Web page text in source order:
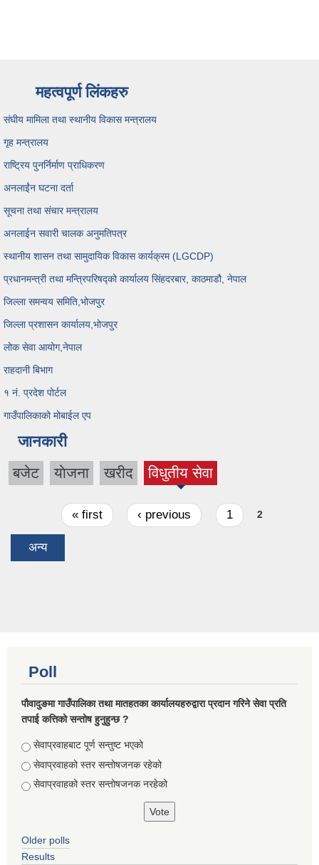
महत्वपूर्ण लिंकहरु
संघीय मामिला तथा स्थानीय विकास मन्त्रालय
गृह मन्त्रालय
राष्ट्रिय पुनर्निर्माण प्राधिकरण
अनलाईंन घटना दर्ता
सूचना तथा संचार मन्त्रालय
अनलाईन सवारी चालक अनुमतिपत्र
स्थानीय शासन तथा सामुदायिक विकास कार्यक्रम (LGCDP)
प्रधानमन्त्री तथा मन्त्रिपरिषद्को कार्यालय सिंहदरबार, काठमाडौ, नेपाल
जिल्ला समन्वय समिति,भोजपुर
जिल्ला प्रशासन कार्यालय,भोजपुर
लोक सेवा आयोग,नेपाल
राहदानी बिभाग
१ नं. प्रदेश पोर्टल
गाउँपालिकाको मोबाईल एप
जानकारी
बजेट याेजना खरीद विधुतीय सेवा
(active
Pages « first ‹ previous 1 2
अन्य
Poll
पौवादुङमा गाउँपालिका तथा मातहतका कार्यालयहरुद्वारा प्रदान गरिने सेवा प्रति
तपाई कत्तिको सन्तोष हुनुहुन्छ ?
Choices
सेवाप्रवाहबाट पूर्ण सन्तुष्ट भएको
सेवाप्रवाहको स्तर सन्तोषजनक रहेको
सेवाप्रवाहको स्तर सन्तोषजनक नरहेको
Older polls
Results